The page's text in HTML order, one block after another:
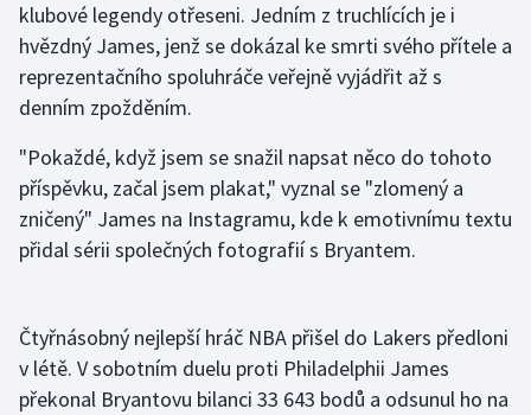
Krasobruslení
Lezení
Lyže a snowboard
Moderní pětiboj
Motorsport
Olympijské hry
Parasport
klubové legendy otřeseni. Jedním z truchlících je i
hvězdný James, jenž se dokázal ke smrti svého přítele a
reprezentačního spoluhráče veřejně vyjádřit až s
denním zpožděním.
"Pokaždé, když jsem se snažil napsat něco do tohoto
příspěvku, začal jsem plakat," vyznal se "zlomený a
zničený" James na Instagramu, kde k emotivnímu textu
přidal sérii společných fotografií s Bryantem.
Čtyřnásobný nejlepší hráč NBA přišel do Lakers předloni
v létě. V sobotním duelu proti Philadelphii James
překonal Bryantovu bilanci 33 643 bodů a odsunul ho na